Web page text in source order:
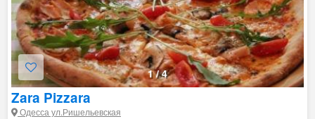
1/4
Zara Pizzara
Одесса ул.Ришельевская